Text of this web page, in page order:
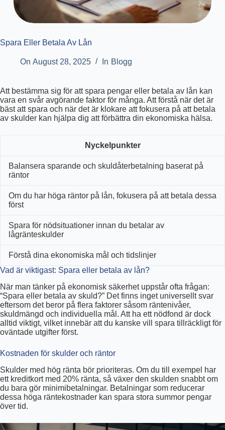
Spara Eller Betala Av Lån
On August 28, 2025 In Blogg
Att bestämma sig för att spara pengar eller betala av lån kan
vara en svår avgörande faktor för många. Att förstå när det är
bäst att spara och när det är klokare att fokusera på att betala
av skulder kan hjälpa dig att förbättra din ekonomiska hälsa.
Nyckelpunkter
Balansera sparande och skuldåterbetalning baserat på
räntor
Om du har höga räntor på lån, fokusera på att betala dessa
först
Spara för nödsituationer innan du betalar av
lågränteskulder
Förstå dina ekonomiska mål och tidslinjer
Vad är viktigast: Spara eller betala av lån?
När man tänker på ekonomisk säkerhet uppstår ofta frågan:
“Spara eller betala av skuld?” Det finns inget universellt svar
eftersom det beror på flera faktorer såsom räntenivåer,
skuldmängd och individuella mål. Att ha ett nödfond är dock
alltid viktigt, vilket innebär att du kanske vill spara tillräckligt för
oväntade utgifter först.
Kostnaden för skulder och räntor
Skulder med hög ränta bör prioriteras. Om du till exempel har
ett kreditkort med 20% ränta, så växer den skulden snabbt om
du bara gör minimibetalningar. Betalningar som reducerar
dessa höga räntekostnader kan spara stora summor pengar
över tid.